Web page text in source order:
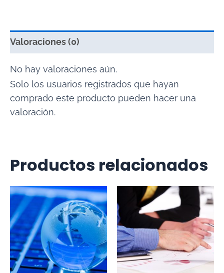
Valoraciones (0)
No hay valoraciones aún.
Solo los usuarios registrados que hayan
comprado este producto pueden hacer una
valoración.
Productos relacionados